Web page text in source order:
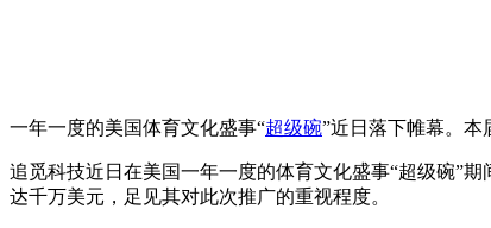
一年一度的美国体育文化盛事“超级碗”近日落下帷幕。本
追觅科技近日在美国一年一度的体育文化盛事“超级碗”
达千万美元，足见其对此次推广的重视程度。